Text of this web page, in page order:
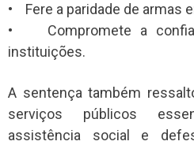
• Fere a paridade de armas
• Compromete a
instituições.
A sentença também
serviços públicos
assistência social e